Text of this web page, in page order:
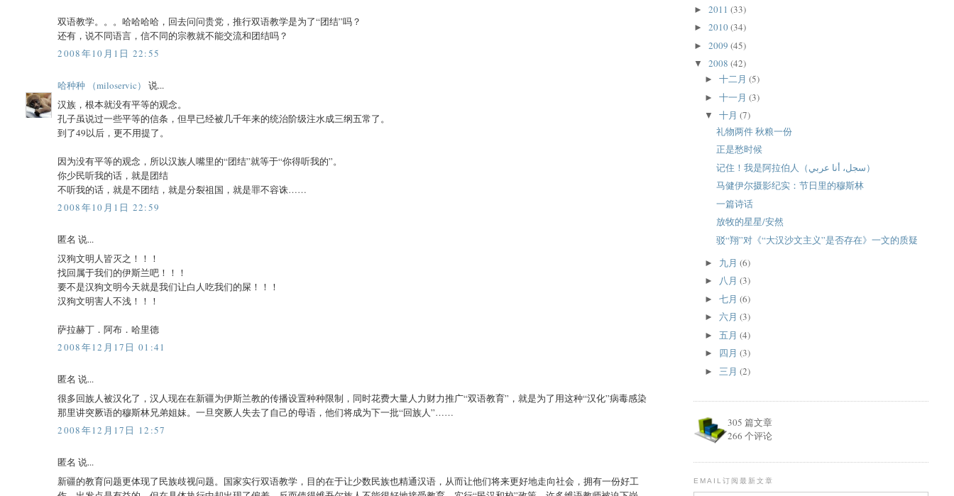
双语教学。。。哈哈哈哈，回去问问贵党，推行双语教学是为了“团结”吗？
还有，说不同语言，信不同的宗教就不能交流和团结吗？
2008年10月1日 22:55
哈种种 （miloservic）
说...
汉族，根本就没有平等的观念。
孔子虽说过一些平等的信条，但早已经被几千年来的统治阶级注水成三纲五常了。
到了49以后，更不用提了。
因为没有平等的观念，所以汉族人嘴里的“团结”就等于“你得听我的”。
你少民听我的话，就是团结
不听我的话，就是不团结，就是分裂祖国，就是罪不容诛……
2008年10月1日 22:59
匿名 说...
汉狗文明人皆灭之！！！
找回属于我们的伊斯兰吧！！！
要不是汉狗文明今天就是我们让白人吃我们的屎！！！
汉狗文明害人不浅！！！
萨拉赫丁．阿布．哈里德
2008年12月17日 01:41
匿名 说...
很多回族人被汉化了，汉人现在在新疆为伊斯兰教的传播设置种种限制，同时花费大量人力财力推广“双语教育”，就是为了用这种“汉化”病毒感染
那里讲突厥语的穆斯林兄弟姐妹。一旦突厥人失去了自己的母语，他们将成为下一批“回族人”……
2008年12月17日 12:57
匿名 说...
新疆的教育问题更体现了民族歧视问题。国家实行双语教学，目的在于让少数民族也精通汉语，从而让他们将来更好地走向社会，拥有一份好工
► 2011 (33)
► 2010(34)
► 2009 (45)
▼ 2008 (42)
►十二月(5)
►十一月(3)
▼十月(7)
礼物两件 秋粮一份
正是愁时候
记住！我是阿拉伯人（سجل، أنا عربي）
马健伊尔摄影纪实：节日里的穆斯林
一篇诗话
放牧的星星/安然
驳“翔”对《“大汉沙文主义”是否存在》一文的质疑
► 九月(6)
► 八月(3)
►七月(6)
► 六月(3)
►五月(4)
► 四月(3)
► 三月(2)
305 篇文章
266 个评论
EMAIL订阅最新文章